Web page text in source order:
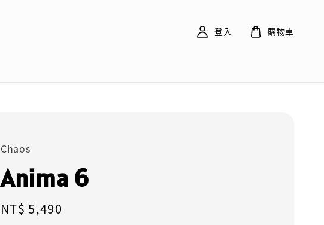
登入 購物車
Chaos
Anima 6
Regular
NT$ 5,490